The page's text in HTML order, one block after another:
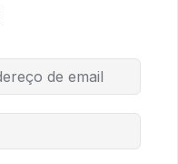
Lost your password?